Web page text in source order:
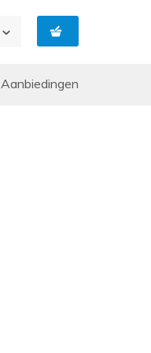
Aanbiedingen